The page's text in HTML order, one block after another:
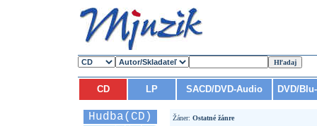
CD LP SACD/DVD-Audio DVD/
Hudba(CD) Žáner: Ostatné žánre